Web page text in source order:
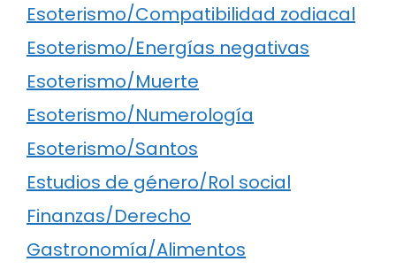
Esoterismo/Compatibilidad zodiacal
Esoterismo/Energías negativas
Esoterismo/Muerte
Esoterismo/Numerología
Esoterismo/Santos
Estudios de género/Rol social
Finanzas/Derecho
Gastronomía/Alimentos